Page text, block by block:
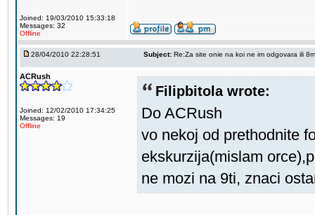
Joined: 19/03/2010 15:33:18
Messages: 32
Offline
28/04/2010 22:28:51 Subject: Re:Za site onie na koi ne im odgovara ili
ACRush
Joined: 12/02/2010 17:34:25
Messages: 19
Offline
Filipbitola wrote:
Do ACRush
vo nekoj od prethodnite
ekskurzija(mislam
ne mozi na 9ti, znaci